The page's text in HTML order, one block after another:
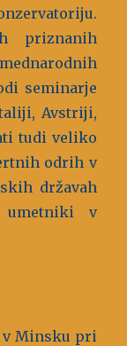
priznanih
seminarje
Avstriji,
tudi veliko
odrih v
državah
umetniki v
v Minsku pri